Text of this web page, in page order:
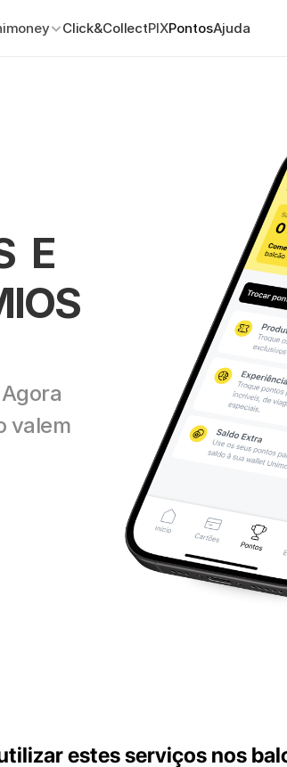
Click&CollectPIXPontosAjuda
E
valem
estes serviços nos